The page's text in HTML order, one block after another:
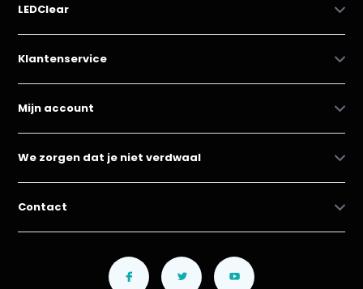
LEDClear
Klantenservice
Mijn account
We zorgen dat je niet verdwaal
Contact